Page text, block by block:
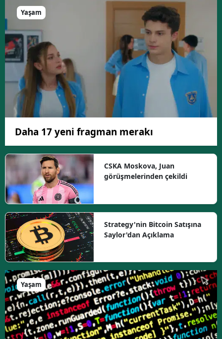
Yaşam
Daha 17 yeni fragman merakı
CSKA Moskova, Juan
görüşmelerinden çekildi
Strategy'nin Bitcoin Satışına
Saylor'dan Açıklama
Yaşam